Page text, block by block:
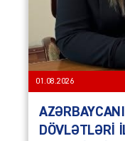
01.08.2026
DÖVLƏTLƏRİ